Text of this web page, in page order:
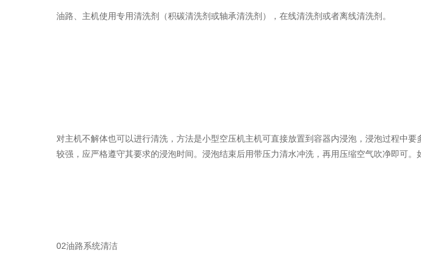
油路、主机使用专用清洗剂（积碳清洗剂或轴承清洗剂），在线清洗剂或者离线清洗剂。
对主机不解体也可以进行清洗，方法是小型空压机主机可直接放置到容器内浸泡，浸泡过程中
较强，应严格遵守其要求的浸泡时间。浸泡结束后用带压力清水冲洗，再用压缩空气吹净即可。
02油路系统清洁